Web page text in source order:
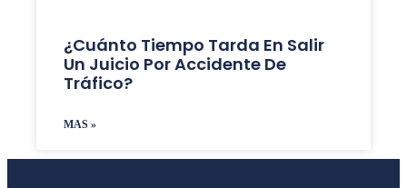
¿Cuánto Tiempo Tarda En Salir
Un Juicio Por Accidente De
Tráfico?
MAS »